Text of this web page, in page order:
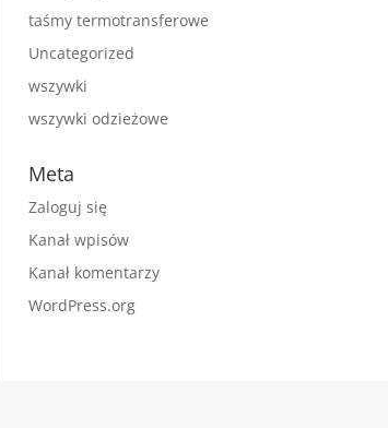
taśmy termotransferowe
Uncategorized
wszywki
wszywki odzieżowe
Meta
Zaloguj się
Kanał wpisów
Kanał komentarzy
WordPress.org